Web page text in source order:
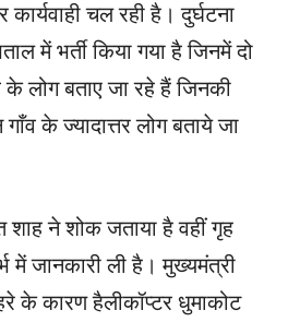
चल रही है। दुर्घटना
में भर्ती किया गया है जिनमें दो
लोग बताए जा रहे हैं जिनकी
के ज्यादात्तर लोग बताये जा
शाह ने शोक जताया है वहीं गृह
में जानकारी ली है। मुख्यमंत्री
के कारण हैलीकॉप्टर धुमाकोट